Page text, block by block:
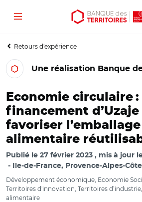
Aller
contenu
Aller
menu
Ouvrir
outils
Menu
Retours d'expérience
Une réalisation Banque
Economie circulaire :
financement
favoriser l’emballage
alimentaire
Publié le 27 février 2023 mis à jour
Ile-de-France, Provence-Alpes-
Développement économique, Economie
Territoires d'innovation, Territoires
alimentaire